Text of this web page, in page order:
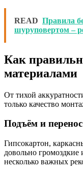
READ Правила
шуруповертом –
Как
материалами
От тихой
только качество
Подъём и
Гипсокартон,
довольно
несколько важных